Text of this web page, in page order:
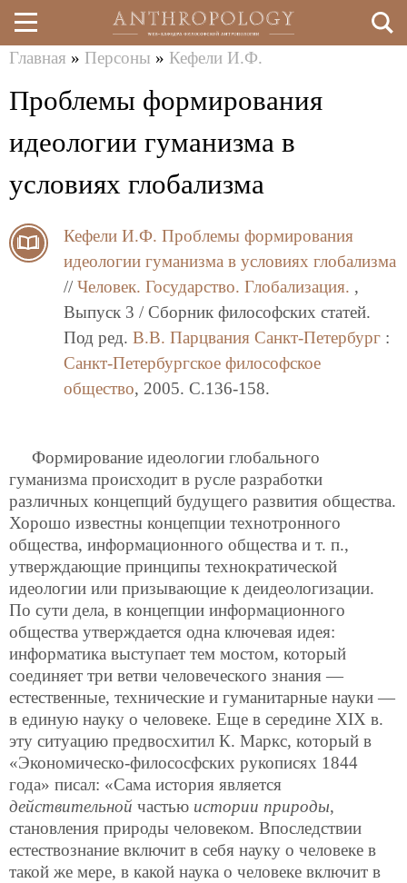
Перейти
к
здесь
Главная » Персоны » Кефели И.Ф.
Проблемы формирования
идеологии гуманизма в
условиях глобализма
Кефели И.Ф. Проблемы формирования
идеологии гуманизма в условиях глобализма
// Человек. Государство. Глобализация. ,
Выпуск 3 / Сборник философских статей.
Под ред. В.В. Парцвания Санкт-Петербург :
Санкт-Петербургское философское
общество, 2005. C.136-158.
Формирование идеологии глобального
гуманизма происходит в русле разработки
различных концепций будущего развития общества.
Хорошо известны концепции технотронного
общества, информационного общества и т. п.,
утверждающие принципы технократической
идеологии или призывающие к деидеологизации.
По сути дела, в концепции информационного
общества утверждается одна ключевая идея:
информатика выступает тем мостом, который
соединяет три ветви человеческого знания —
естественные, технические и гуманитарные науки —
в единую науку о человеке. Еще в середине ХIХ в.
эту ситуацию предвосхитил К. Маркс, который в
«Экономическо-филососфских рукописях 1844
года» писал: «Сама история является
действительной частью истории природы,
становления природы человеком. Впоследствии
естествознание включит в себя науку о человеке в
такой же мере, в какой наука о человеке включит в